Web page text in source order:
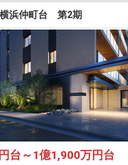
横浜仲町台 第2期
台～1億1,900万円台